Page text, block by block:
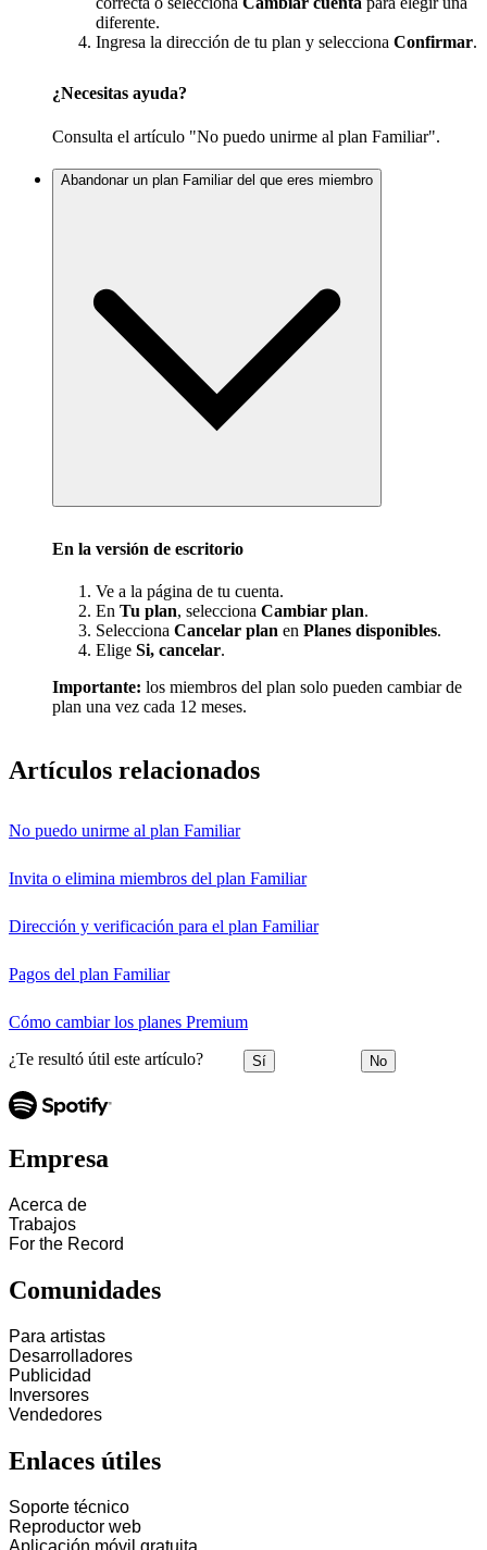
diferente.
Ingresa la dirección de tu plan y selecciona Confirmar.
¿Necesitas ayuda?
Consulta el artículo "No puedo unirme al plan Familiar".
Abandonar un plan Familiar del que eres miembro
En la versión de escritorio
Ve a la página de tu cuenta.
En Tu plan, selecciona Cambiar plan.
Selecciona Cancelar plan en Planes disponibles.
Elige Si, cancelar.
Importante: los miembros del plan solo pueden cambiar de
plan una vez cada 12 meses.
Artículos relacionados
No puedo unirme al plan Familiar
Invita o elimina miembros del plan Familiar
Dirección y verificación para el plan Familiar
Pagos del plan Familiar
Cómo cambiar los planes Premium
¿Te resultó útil este artículo? Sí No
Empresa
Acerca de
Trabajos
For the Record
Comunidades
Para artistas
Desarrolladores
Publicidad
Inversores
Vendedores
Enlaces útiles
Soporte técnico
Reproductor web
Aplicación móvil gratuita